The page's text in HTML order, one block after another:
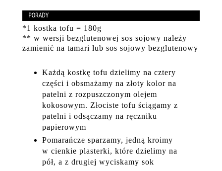
*1 kostka tofu = 180g
** w wersji bezglutenowej sos sojowy należy
zamienić na tamari lub sos sojowy bezglutenowy
Każdą kostkę tofu dzielimy na cztery
części i obsmażamy na złoty kolor na
patelni z rozpuszczonym olejem
kokosowym. Złociste tofu ściągamy z
patelni i odsączamy na ręczniku
papierowym
Pomarańcze sparzamy, jedną kroimy
w cienkie plasterki, które dzielimy na
pół, a z drugiej wyciskamy sok